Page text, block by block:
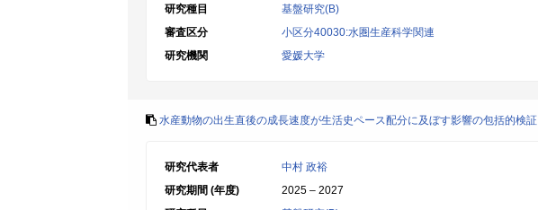
研究種目
基盤研究(B)
審査区分
小区分40030:水圏生産科学関連
研究機関
愛媛大学
水産動物の出生直後の成長速度が生活史ペース配分に及ぼす影響の包括的検証
研究代表者
中村 政裕
研究期間 (年度)
2025 – 2027